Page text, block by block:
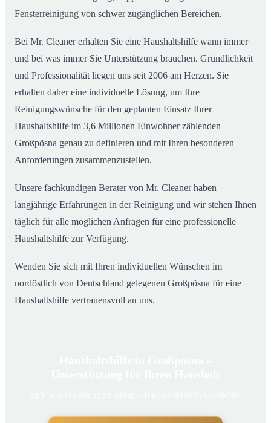
Fensterreinigung von schwer zugänglichen Bereichen.
Bei Mr. Cleaner erhalten Sie eine Haushaltshilfe wann immer
und bei was immer Sie Unterstützung brauchen. Gründlichkeit
und Professionalität liegen uns seit 2006 am Herzen. Sie
erhalten daher eine individuelle Lösung, um Ihre
Reinigungswünsche für den geplanten Einsatz Ihrer
Haushaltshilfe im 3,6 Millionen Einwohner zählenden
Großpösna genau zu definieren und mit Ihren besonderen
Anforderungen zusammenzustellen.
Unsere fachkundigen Berater von Mr. Cleaner haben
langjährige Erfahrungen in der Reinigung und wir stehen Ihnen
täglich für alle möglichen Anfragen für eine professionelle
Haushaltshilfe zur Verfügung.
Wenden Sie sich mit Ihren individuellen Wünschen im
nordöstlich von Deutschland gelegenen Großpösna für eine
Haushaltshilfe vertrauensvoll an uns.